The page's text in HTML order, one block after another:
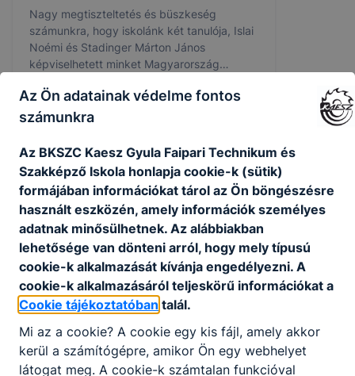
Nagy megtiszteltetés és büszkeség
számunkra, hogy iskolánk két tanulója, Islai
Noémi és Stadinger Márton János
képviselhetett minket Magyarország
2026. júl. 24.
kaesz
NYÁRI ÜGYELETI REND 2026.
Minden szerdán 8:00-12:00-ig
Az Ön adatainak védelme fontos
számunkra
Az BKSZC Kaesz Gyula Faipari Technikum és
Szakképző Iskola honlapja cookie-k (sütik)
formájában információkat tárol az Ön böngészésre
használt eszközén, amely információk személyes
adatnak minősülhetnek. Az alábbiakban
lehetősége van dönteni arról, hogy mely típusú
cookie-k alkalmazását kívánja engedélyezni. A
cookie-k alkalmazásáról teljeskörű információkat a
Cookie tájékoztatóban talál.
Mi az a cookie? A cookie egy kis fájl, amely akkor
kerül a számítógépre, amikor Ön egy webhelyet
látogat meg. A cookie-k számtalan funkcióval